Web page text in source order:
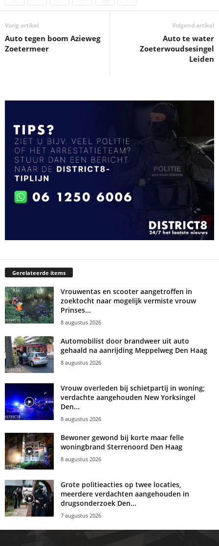
Vorig artikel
Auto tegen boom Azieweg
Zoetermeer
Volgend artikel
Auto te water
Zoeterwoudsesingel
Leiden
Gerelateerde items
Vrouwentas en scooter aangetroffen in
zoektocht naar mogelijk vermiste vrouw
Prinses...
8 augustus 2026
Automobilist door brandweer uit auto
gehaald na aanrijding Meppelweg Den Haag
8 augustus 2026
Vrouw overleden bij schietpartij in woning;
verdachte aangehouden New Yorksingel
Den...
8 augustus 2026
Bewoner gewond bij korte maar felle
woningbrand Sterrenoord Den Haag
8 augustus 2026
Grote politieacties op twee locaties,
meerdere verdachten aangehouden in
drugsonderzoek Den...
7 augustus 2026